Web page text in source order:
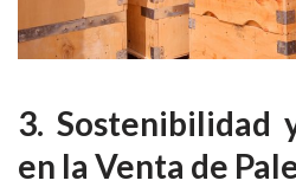
3. Sostenibilidad
en la Venta de